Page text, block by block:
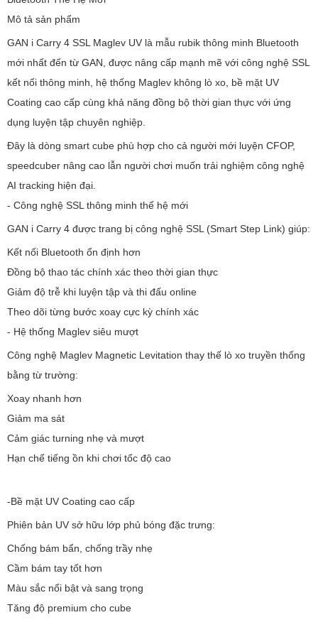
Mô tả sản phẩm
GAN i Carry 4 SSL Maglev UV là mẫu rubik thông minh Bluetooth
mới nhất đến từ GAN, được nâng cấp mạnh mẽ với công nghệ SSL
kết nối thông minh, hệ thống Maglev không lò xo, bề mặt UV
Coating cao cấp cùng khả năng đồng bộ thời gian thực với ứng
dụng luyện tập chuyên nghiệp.
Đây là dòng smart cube phù hợp cho cả người mới luyện CFOP,
speedcuber nâng cao lẫn người chơi muốn trải nghiệm công nghệ
AI tracking hiện đại.
- Công nghệ SSL thông minh thế hệ mới
GAN i Carry 4 được trang bị công nghệ SSL (Smart Step Link) giúp:
Kết nối Bluetooth ổn định hơn
Đồng bộ thao tác chính xác theo thời gian thực
Giảm độ trễ khi luyện tập và thi đấu online
Theo dõi từng bước xoay cực kỳ chính xác
- Hệ thống Maglev siêu mượt
Công nghệ Maglev Magnetic Levitation thay thế lò xo truyền thống
bằng từ trường:
Xoay nhanh hơn
Giảm ma sát
Cảm giác turning nhẹ và mượt
Hạn chế tiếng ồn khi chơi tốc độ cao
-Bề mặt UV Coating cao cấp
Phiên bản UV sở hữu lớp phủ bóng đặc trưng:
Chống bám bẩn, chống trầy nhẹ
Cầm bám tay tốt hơn
Màu sắc nổi bật và sang trọng
Tăng độ premium cho cube